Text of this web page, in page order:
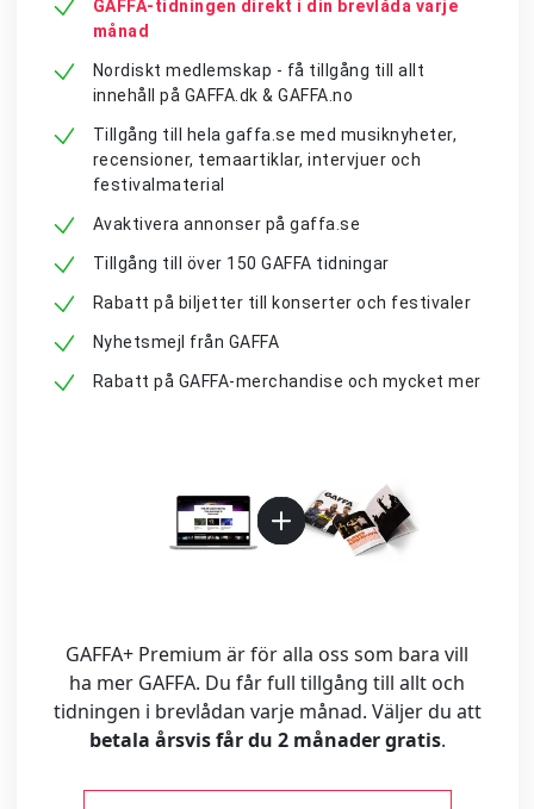
GAFFA-tidningen direkt i din brevlåda varje
månad
Nordiskt medlemskap - få tillgång till allt
innehåll på GAFFA.dk & GAFFA.no
Tillgång till hela gaffa.se med musiknyheter,
recensioner, temaartiklar, intervjuer och
festivalmaterial
Avaktivera annonser på gaffa.se
Tillgång till över 150 GAFFA tidningar
Rabatt på biljetter till konserter och festivaler
Nyhetsmejl från GAFFA
Rabatt på GAFFA-merchandise och mycket mer
GAFFA+ Premium är för alla oss som bara vill
ha mer GAFFA. Du får full tillgång till allt och
tidningen i brevlådan varje månad. Väljer du att
betala årsvis får du 2 månader gratis.